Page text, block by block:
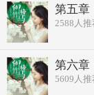
第五章
2588 人推
第六章
5609 人推